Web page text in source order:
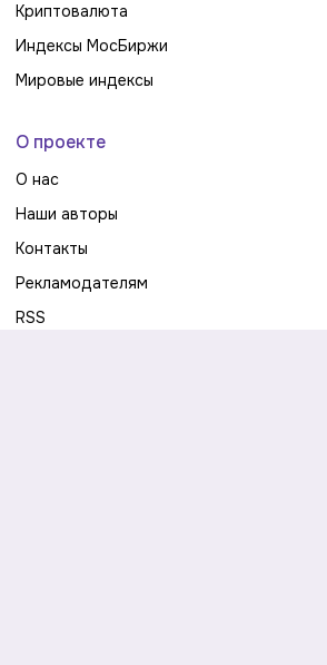
Криптовалюта
Индексы МосБиржи
Мировые индексы
О проекте
О нас
Наши авторы
Контакты
Рекламодателям
RSS